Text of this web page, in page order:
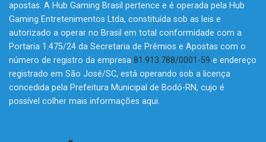
apostas. A Hub Gaming Brasil pertence e é operada pela Hub
Gaming Entretenimentos Ltda, constituída sob as leis e
autorizado a operar no Brasil em total conformidade com a
Portaria 1.475/24 da Secretaria de Prêmios e Apostas com o
número de registro da empresa 81.913.788/0001-59 e endereço
registrado em São José/SC, está operando sob a licença
concedida pela Prefeitura Municipal de Bodó-RN, cujo é
possível colher mais informações aqui.